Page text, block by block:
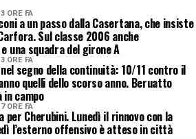
ORE FA
a un passo dalla Casertana, che insiste
Sul classe 2006 anche
una squadra del girone A
ORE FA
segno della continuità: 10/11 contro il
quelli dello scorso anno. Beruatto
in campo
ORE FA
Cherubini. Lunedì il rinnovo con la
l’esterno offensivo è atteso in città